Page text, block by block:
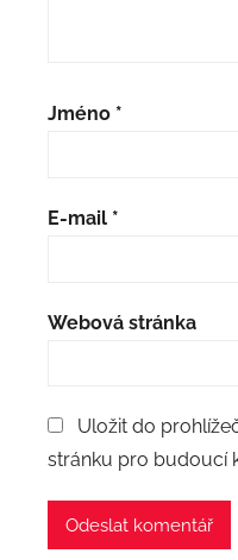
Jméno *
E-mail *
Webová stránka
Uložit do
stránku pro budoucí